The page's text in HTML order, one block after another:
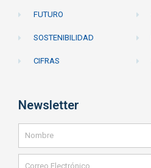
FUTURO
SOSTENIBILIDAD
CIFRAS
Newsletter